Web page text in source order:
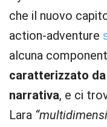
che il nuovo
action-adventure
alcuna
caratterizzato
narrativa, e ci
Lara